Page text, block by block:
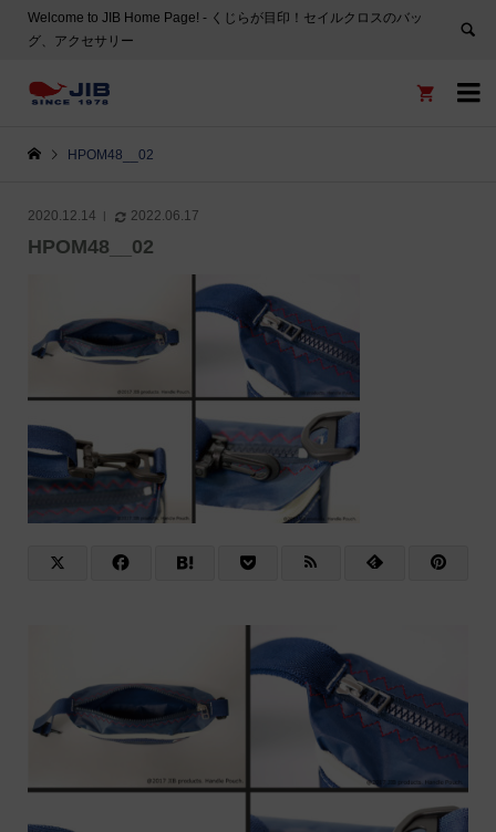
Welcome to JIB Home Page! ‐ くじらが目印！セイルクロスのバッ
グ、アクセサリー


HPOM48__02
2020.12.14 2022.06.17
HPOM48__02